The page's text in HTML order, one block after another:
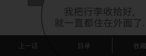
上一话 目录 收藏